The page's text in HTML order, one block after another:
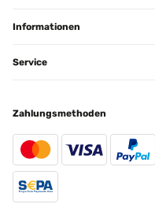
Informationen
Service
Zahlungsmethoden